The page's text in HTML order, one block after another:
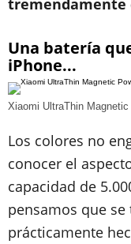
tremendamente
Una batería
iPhone...
Xiaomi UltraThin
Los colores no
conocer el
capacidad de
pensamos que
prácticamente